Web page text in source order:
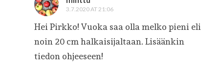
3.7.2020 AT 21:06
Hei Pirkko! Vuoka saa olla melko pieni eli
noin 20 cm halkaisijaltaan. Lisäänkin
tiedon ohjeeseen!